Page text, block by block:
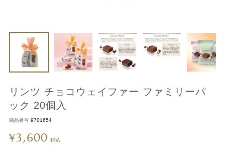
リンツ チョコウェイファー ファミリーパ
ック 20個入
商品番号 9701654
¥3,600 税込